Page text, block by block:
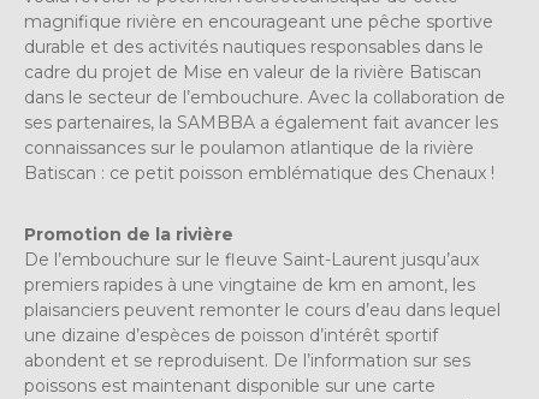
magnifique rivière en encourageant une pêche sportive
durable et des activités nautiques responsables dans le
cadre du projet de Mise en valeur de la rivière Batiscan
dans le secteur de l’embouchure. Avec la collaboration de
ses partenaires, la SAMBBA a également fait avancer les
connaissances sur le poulamon atlantique de la rivière
Batiscan : ce petit poisson emblématique des Chenaux !
Promotion de la rivière
De l’embouchure sur le fleuve Saint-Laurent jusqu’aux
premiers rapides à une vingtaine de km en amont, les
plaisanciers peuvent remonter le cours d’eau dans lequel
une dizaine d’espèces de poisson d’intérêt sportif
abondent et se reproduisent. De l’information sur ses
poissons est maintenant disponible sur une carte